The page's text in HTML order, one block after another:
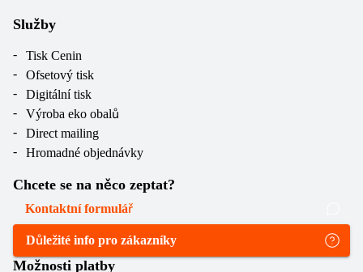
Služby
Tisk Cenin
Ofsetový tisk
Digitální tisk
Výroba eko obalů
Direct mailing
Hromadné objednávky
Chcete se na něco zeptat?
Kontaktní formulář
Důležité info pro zákazníky
Možnosti platby